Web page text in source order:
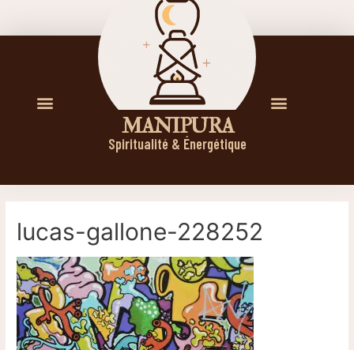
M A N I P U R A
Spiritualité & Énergétique
lucas-gallone-228252